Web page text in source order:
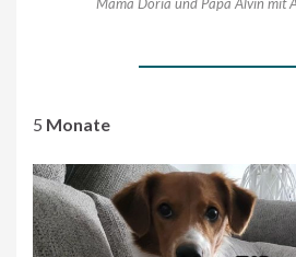
Mama Doria und Papa Alvin mit
5 Monate